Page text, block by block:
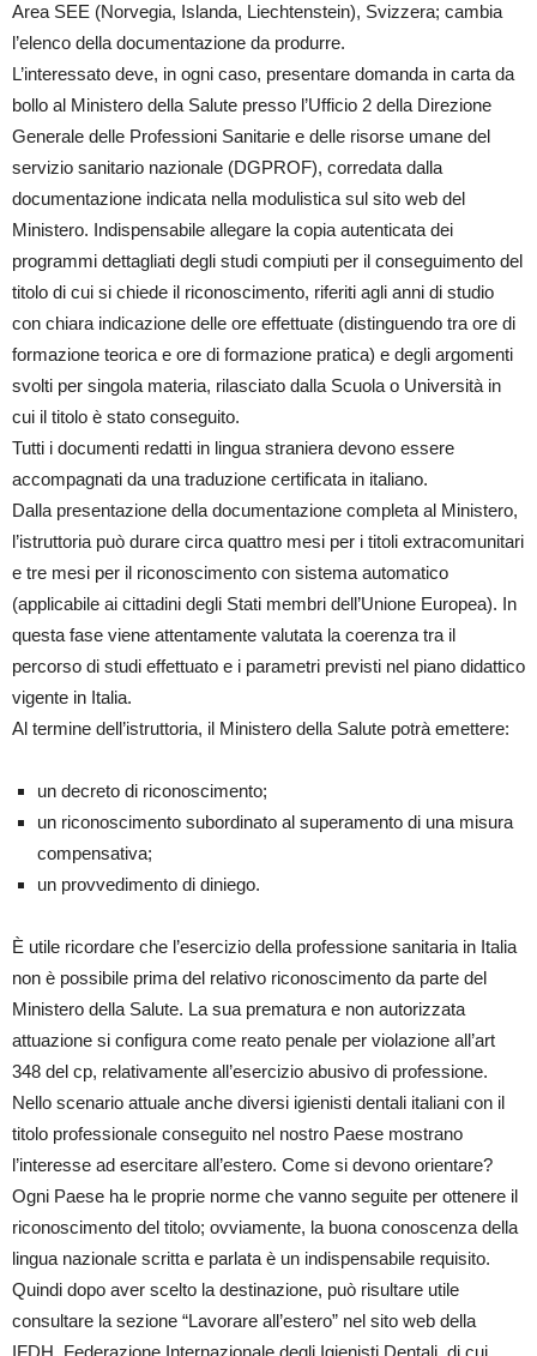
Area SEE (Norvegia, Islanda, Liechtenstein), Svizzera; cambia
l’elenco della documentazione da produrre.
L’interessato deve, in ogni caso, presentare domanda in carta da
bollo al Ministero della Salute presso l’Ufficio 2 della Direzione
Generale delle Professioni Sanitarie e delle risorse umane del
servizio sanitario nazionale (DGPROF), corredata dalla
documentazione indicata nella modulistica sul sito web del
Ministero. Indispensabile allegare la copia autenticata dei
programmi dettagliati degli studi compiuti per il conseguimento del
titolo di cui si chiede il riconoscimento, riferiti agli anni di studio
con chiara indicazione delle ore effettuate (distinguendo tra ore di
formazione teorica e ore di formazione pratica) e degli argomenti
svolti per singola materia, rilasciato dalla Scuola o Università in
cui il titolo è stato conseguito.
Tutti i documenti redatti in lingua straniera devono essere
accompagnati da una traduzione certificata in italiano.
Dalla presentazione della documentazione completa al Ministero,
l’istruttoria può durare circa quattro mesi per i titoli extracomunitari
e tre mesi per il riconoscimento con sistema automatico
(applicabile ai cittadini degli Stati membri dell’Unione Europea). In
questa fase viene attentamente valutata la coerenza tra il
percorso di studi effettuato e i parametri previsti nel piano didattico
vigente in Italia.
Al termine dell’istruttoria, il Ministero della Salute potrà emettere:
un decreto di riconoscimento;
un riconoscimento subordinato al superamento di una misura
compensativa;
un provvedimento di diniego.
È utile ricordare che l’esercizio della professione sanitaria in Italia
non è possibile prima del relativo riconoscimento da parte del
Ministero della Salute. La sua prematura e non autorizzata
attuazione si configura come reato penale per violazione all’art
348 del cp, relativamente all’esercizio abusivo di professione.
Nello scenario attuale anche diversi igienisti dentali italiani con il
titolo professionale conseguito nel nostro Paese mostrano
l’interesse ad esercitare all’estero. Come si devono orientare?
Ogni Paese ha le proprie norme che vanno seguite per ottenere il
riconoscimento del titolo; ovviamente, la buona conoscenza della
lingua nazionale scritta e parlata è un indispensabile requisito.
Quindi dopo aver scelto la destinazione, può risultare utile
consultare la sezione “Lavorare all’estero” nel sito web della
IFDH, Federazione Internazionale degli Igienisti Dentali, di cui